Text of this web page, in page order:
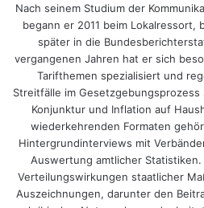
Nach seinem Studium der
begann er 2011 beim Lokalressort,
später in die
vergangenen Jahren hat er sich
Tarifthemen spezialisiert und
Streitfälle im
Konjunktur und Inflation auf
wiederkehrenden Formaten
Hintergrundinterviews mit
Auswertung amtlicher
Verteilungswirkungen staatlicher
Auszeichnungen, darunter den